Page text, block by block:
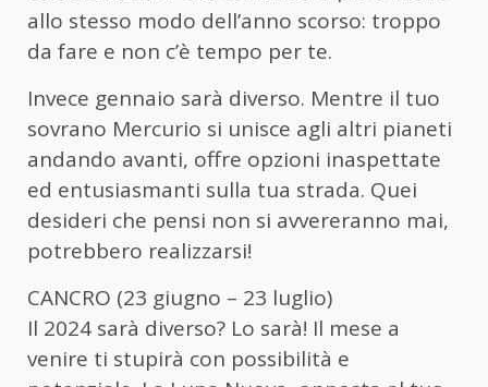
allo stesso modo dell’anno scorso: troppo
da fare e non c’è tempo per te.
Invece gennaio sarà diverso. Mentre il tuo
sovrano Mercurio si unisce agli altri pianeti
andando avanti, offre opzioni inaspettate
ed entusiasmanti sulla tua strada. Quei
desideri che pensi non si avvereranno mai,
potrebbero realizzarsi!
CANCRO (23 giugno – 23 luglio)
Il 2024 sarà diverso? Lo sarà! Il mese a
venire ti stupirà con possibilità e